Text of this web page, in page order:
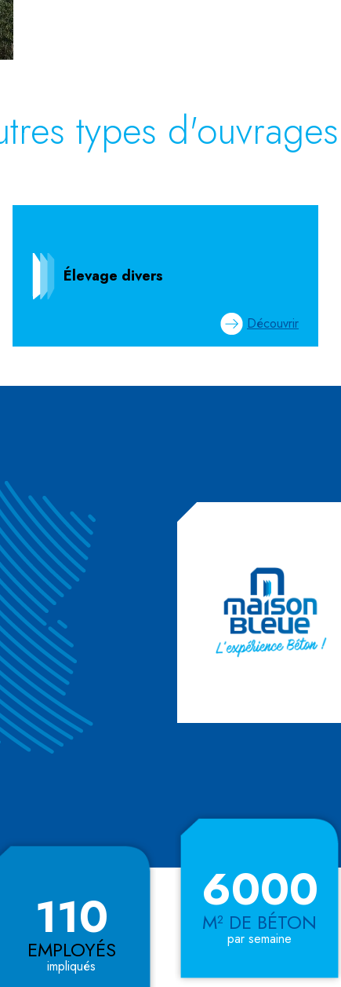
types d'ouvrages
Élevage divers
Découvrir
110
EMPLOYÉS
impliqués
6000
M² DE BÉTON
par semaine